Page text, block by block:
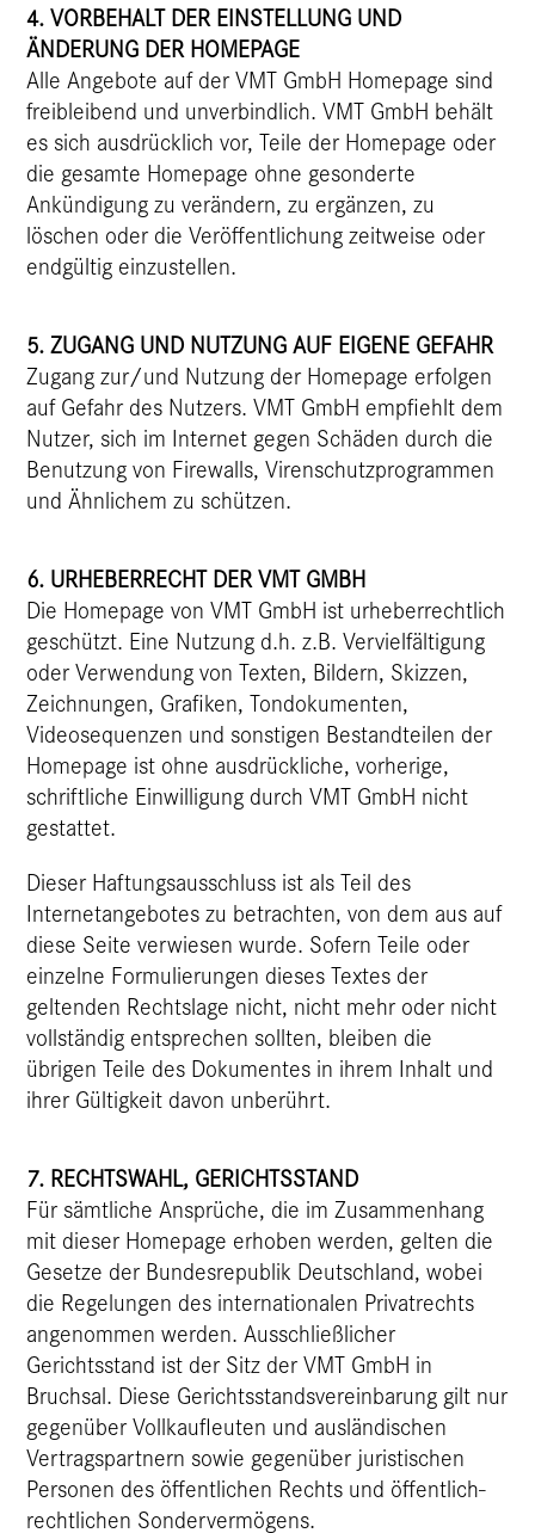
4. VORBEHALT DER EINSTELLUNG UND
ÄNDERUNG DER HOMEPAGE
Alle Angebote auf der VMT GmbH Homepage sind
freibleibend und unverbindlich. VMT GmbH behält
es sich ausdrücklich vor, Teile der Homepage oder
die gesamte Homepage ohne gesonderte
Ankündigung zu verändern, zu ergänzen, zu
löschen oder die Veröffentlichung zeitweise oder
endgültig einzustellen.
5. ZUGANG UND NUTZUNG AUF EIGENE GEFAHR
Zugang zur/und Nutzung der Homepage erfolgen
auf Gefahr des Nutzers. VMT GmbH empfiehlt dem
Nutzer, sich im Internet gegen Schäden durch die
Benutzung von Firewalls, Virenschutzprogrammen
und Ähnlichem zu schützen.
6. URHEBERRECHT DER VMT GMBH
Die Homepage von VMT GmbH ist urheberrechtlich
geschützt. Eine Nutzung d.h. z.B. Vervielfältigung
oder Verwendung von Texten, Bildern, Skizzen,
Zeichnungen, Grafiken, Tondokumenten,
Videosequenzen und sonstigen Bestandteilen der
Homepage ist ohne ausdrückliche, vorherige,
schriftliche Einwilligung durch VMT GmbH nicht
gestattet.
Dieser Haftungsausschluss ist als Teil des
Internetangebotes zu betrachten, von dem aus auf
diese Seite verwiesen wurde. Sofern Teile oder
einzelne Formulierungen dieses Textes der
geltenden Rechtslage nicht, nicht mehr oder nicht
vollständig entsprechen sollten, bleiben die
übrigen Teile des Dokumentes in ihrem Inhalt und
ihrer Gültigkeit davon unberührt.
7. RECHTSWAHL, GERICHTSSTAND
Für sämtliche Ansprüche, die im Zusammenhang
mit dieser Homepage erhoben werden, gelten die
Gesetze der Bundesrepublik Deutschland, wobei
die Regelungen des internationalen Privatrechts
angenommen werden. Ausschließlicher
Gerichtsstand ist der Sitz der VMT GmbH in
Bruchsal. Diese Gerichtsstandsvereinbarung gilt nur
gegenüber Vollkaufleuten und ausländischen
Vertragspartnern sowie gegenüber juristischen
Personen des öffentlichen Rechts und öffentlich-
rechtlichen Sondervermögens.